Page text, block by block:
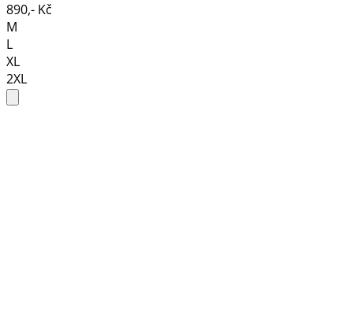
890,- Kč
M
L
XL
2XL